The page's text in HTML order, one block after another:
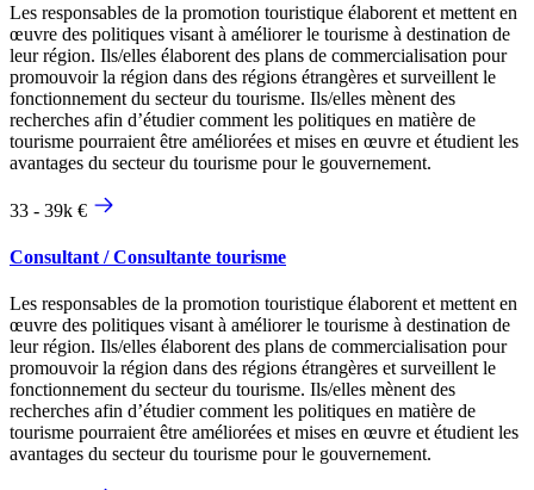
Les responsables de la promotion touristique élaborent et mettent en
œuvre des politiques visant à améliorer le tourisme à destination de
leur région. Ils/elles élaborent des plans de commercialisation pour
promouvoir la région dans des régions étrangères et surveillent le
fonctionnement du secteur du tourisme. Ils/elles mènent des
recherches afin d’étudier comment les politiques en matière de
tourisme pourraient être améliorées et mises en œuvre et étudient les
avantages du secteur du tourisme pour le gouvernement.
33 - 39k €
Consultant / Consultante tourisme
Les responsables de la promotion touristique élaborent et mettent en
œuvre des politiques visant à améliorer le tourisme à destination de
leur région. Ils/elles élaborent des plans de commercialisation pour
promouvoir la région dans des régions étrangères et surveillent le
fonctionnement du secteur du tourisme. Ils/elles mènent des
recherches afin d’étudier comment les politiques en matière de
tourisme pourraient être améliorées et mises en œuvre et étudient les
avantages du secteur du tourisme pour le gouvernement.